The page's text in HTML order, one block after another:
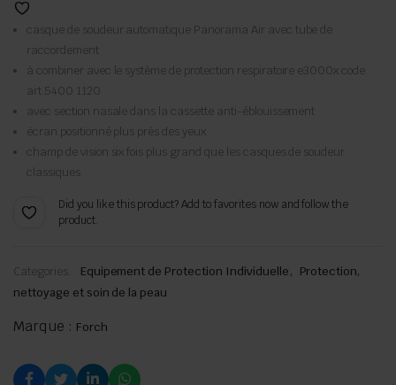
casque de soudeur automatique Panorama Air avec tube de
raccordement
à combiner avec le système de protection respiratoire e3000x code
art.5400 1120
avec section nasale dans la cassette anti-éblouissement
écran positionné plus près des yeux
champ de vision six fois plus grand que les casques de soudeur
classiques
Did you like this product? Add to favorites now and follow the
product.
Categories: Equipement de Protection Individuelle, Protection,
nettoyage et soin de la peau
Marque : Forch